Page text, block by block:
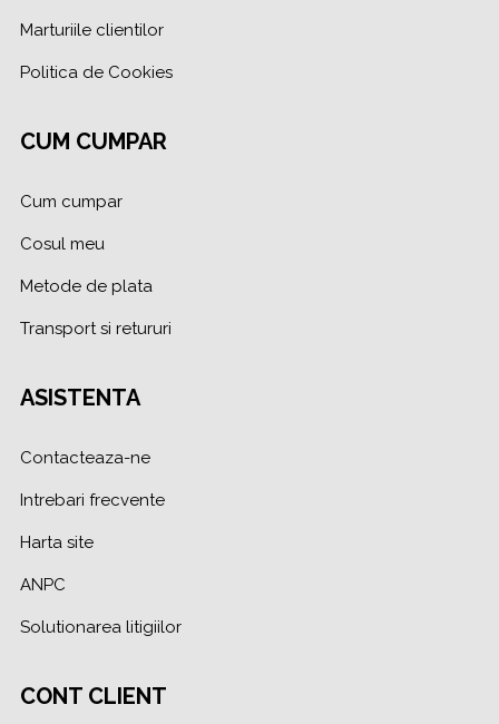
Marturiile clientilor
Politica de Cookies
CUM CUMPAR
Cum cumpar
Cosul meu
Metode de plata
Transport si retururi
ASISTENTA
Contacteaza-ne
Intrebari frecvente
Harta site
ANPC
Solutionarea litigiilor
CONT CLIENT